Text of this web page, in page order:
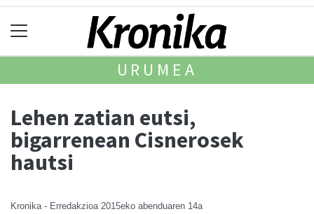
URUMEA
Lehen zatian eutsi,
bigarrenean Cisnerosek
hautsi
Kronika - Erredakzioa 2015eko abenduaren 14a